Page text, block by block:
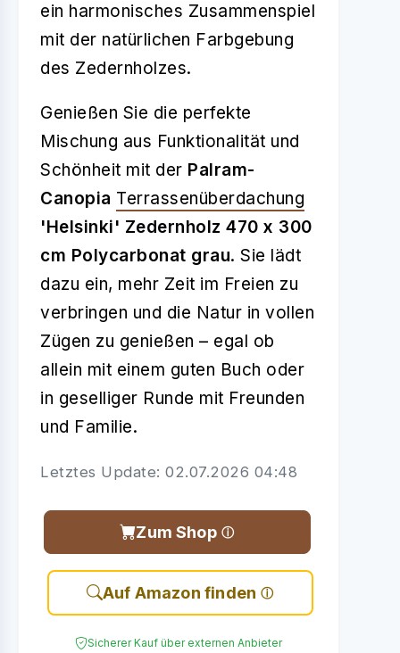
ein harmonisches Zusammenspiel
mit der natürlichen Farbgebung
des Zedernholzes.
Genießen Sie die perfekte
Mischung aus Funktionalität und
Schönheit mit der Palram-
Canopia Terrassenüberdachung
'Helsinki' Zedernholz 470 x 300
cm Polycarbonat grau. Sie lädt
dazu ein, mehr Zeit im Freien zu
verbringen und die Natur in vollen
Zügen zu genießen – egal ob
allein mit einem guten Buch oder
in geselliger Runde mit Freunden
und Familie.
Letztes Update: 02.07.2026 04:48
Zum Shop
Auf Amazon finden
Sicherer Kauf über externen Anbieter